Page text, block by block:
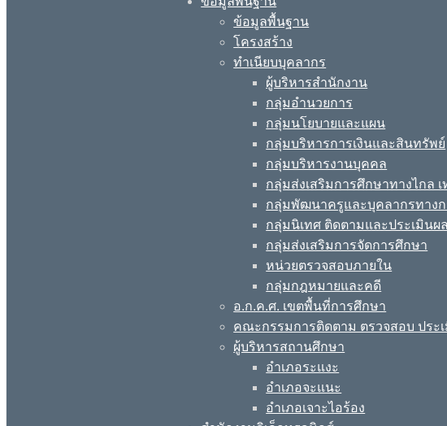
ข้อมูลพื้นฐาน
โครงสร้าง
ทำเนียบบุคลากร
ผู้บริหารสำนักงาน
กลุ่มอำนวยการ
กลุ่มนโยบายและแผน
กลุ่มบริหารการเงินและสินทรัพย์
กลุ่มบริหารงานบุคคล
กลุ่มส่งเสริมการศึกษาทางไกล
กลุ่มพัฒนาครูและบุคลากรทาง
กลุ่มนิเทศ ติดตามและประเมินผ
กลุ่มส่งเสริมการจัดการศึกษา
หน่วยตรวจสอบภายใน
กลุ่มกฎหมายและคดี
อ.ก.ค.ศ. เขตพื้นที่การศึกษา
คณะกรรมการติดตาม ตรวจสอบ ประ
ผู้บริหารสถานศึกษา
อำเภอระแงะ
อำเภอจะแนะ
อำเภอเจาะไอร้อง